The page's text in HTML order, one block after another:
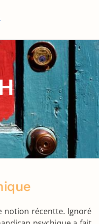
notion récentte. Ignoré